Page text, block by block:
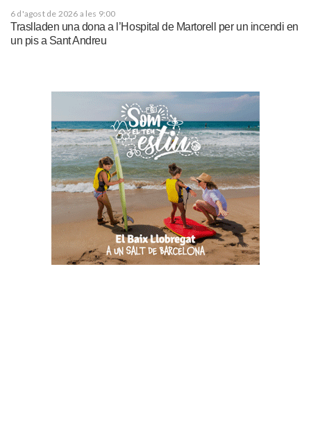
6 d'agost de 2026 a les 9:00
Traslladen una dona a l’Hospital de Martorell per un incendi en
un pis a Sant Andreu